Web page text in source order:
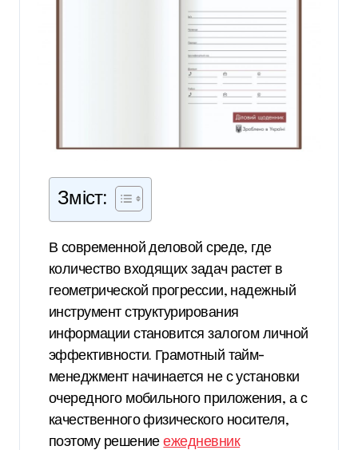
Зміст:
В современной деловой среде, где
количество входящих задач растет в
геометрической прогрессии, надежный
инструмент структурирования
информации становится залогом личной
эффективности. Грамотный тайм-
менеджмент начинается не с установки
очередного мобильного приложения, а с
качественного физического носителя,
поэтому решениеежедневник